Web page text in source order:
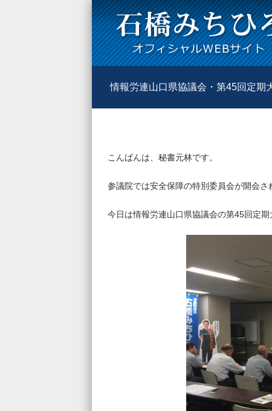
情報労連山口県協議会・第45回定期
こんばんは、秘書元林です。
参議院では安全保障の特別委員会が開会さ
今日は情報労連山口県協議会の第45回定期